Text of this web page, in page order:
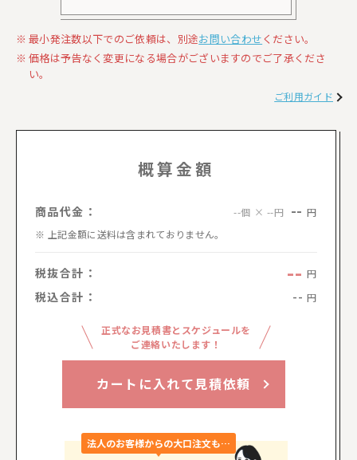
最小発注数以下でのご依頼は、別途お問い合わせください。
価格は予告なく変更になる場合がございますのでご了承くださ
い。
ご利用ガイド
概算金額
商品代金： --個 × --円 -- 円
上記金額に送料は含まれておりません。
税抜合計： -- 円
税込合計： -- 円
正式なお見積書とスケジュールを
ご連絡いたします！
カートに入れて見積依頼
法人のお客様からの大口注文も…